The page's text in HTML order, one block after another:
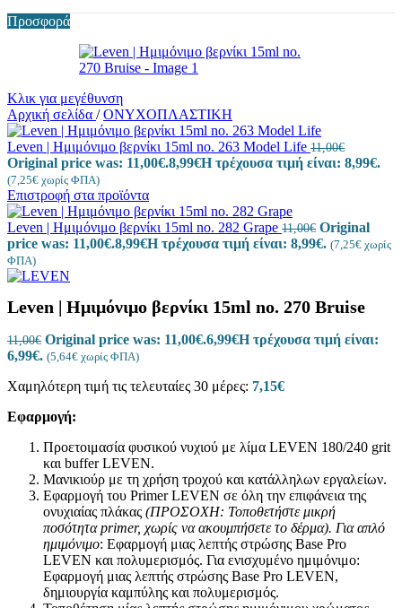
Προσφορά
Κλικ για μεγέθυνση
Αρχική σελίδα / ΟΝΥΧΟΠΛΑΣΤΙΚΗ
Leven | Ημιμόνιμο βερνίκι 15ml no. 263 Model Life 11,00€
Original price was: 11,00€.8,99€Η τρέχουσα τιμή είναι: 8,99€.
(7,25€ χωρίς ΦΠΑ)
Επιστροφή στα προϊόντα
Leven | Ημιμόνιμο βερνίκι 15ml no. 282 Grape 11,00€ Original
price was: 11,00€.8,99€Η τρέχουσα τιμή είναι: 8,99€. (7,25€ χωρίς
ΦΠΑ)
Leven | Ημιμόνιμο βερνίκι 15ml no. 270 Bruise
11,00€ Original price was: 11,00€.6,99€Η τρέχουσα τιμή είναι:
6,99€. (5,64€ χωρίς ΦΠΑ)
Χαμηλότερη τιμή τις τελευταίες 30 μέρες: 7,15€
Εφαρμογή:
Προετοιμασία φυσικού νυχιού με λίμα LEVEN 180/240 grit
και buffer LEVEN.
Μανικιούρ με τη χρήση τροχού και κατάλληλων εργαλείων.
Εφαρμογή του Primer LEVEN σε όλη την επιφάνεια της
ονυχιαίας πλάκας (ΠΡΟΣΟΧΗ: Τοποθετήστε μικρή
ποσότηταprimer, χωρίς να ακουμπήσετε το δέρμα). Για απλό
ημιμόνιμο: Εφαρμογή μιας λεπτής στρώσης Base Pro
LEVEN και πολυμερισμός. Για ενισχυμένο ημιμόνιμο:
Εφαρμογή μιας λεπτής στρώσης Base Pro LEVEN,
δημιουργία καμπύλης και πολυμερισμός.